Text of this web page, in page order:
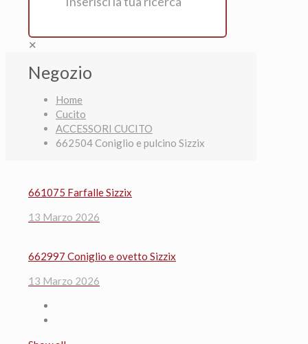
✕
Negozio
Home
Cucito
ACCESSORI CUCITO
662504 Coniglio e pulcino Sizzix
661075 Farfalle Sizzix
13 Marzo 2026
662997 Coniglio e ovetto Sizzix
13 Marzo 2026